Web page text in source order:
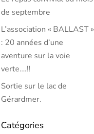
de septembre
L’association « BALLAST »
: 20 années d’une
aventure sur la voie
verte….!!
Sortie sur le lac de
Gérardmer.
Catégories